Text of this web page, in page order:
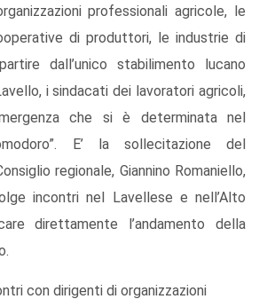
professionali agricole, le
di produttori, le industrie di
dall’unico stabilimento lucano
i sindacati dei lavoratori agricoli,
che si è determinata nel
E’ la sollecitazione del
regionale, Giannino Romaniello,
incontri nel Lavellese e nell’Alto
direttamente l’andamento della
con dirigenti di organizzazioni